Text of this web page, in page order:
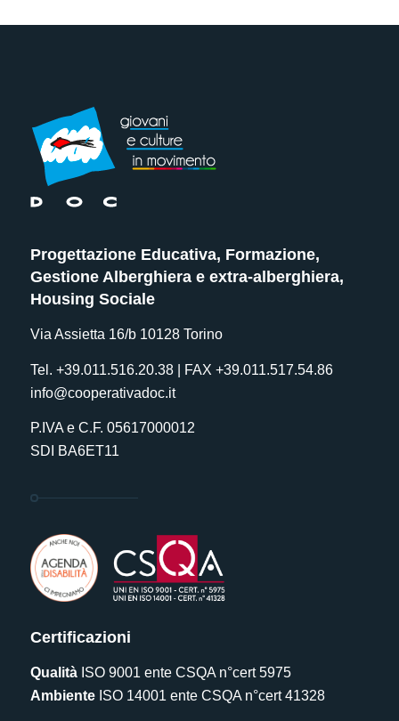
Progettazione Educativa, Formazione,
Gestione Alberghiera e extra-alberghiera,
Housing Sociale
Via Assietta 16/b 10128 Torino
Tel. +39.011.516.20.38 | FAX +39.011.517.54.86
info@cooperativadoc.it
P.IVA e C.F. 05617000012
SDI BA6ET11
Certificazioni
QualitàISO 9001 ente CSQA n°cert 5975
AmbienteISO 14001 ente CSQA n°cert 41328